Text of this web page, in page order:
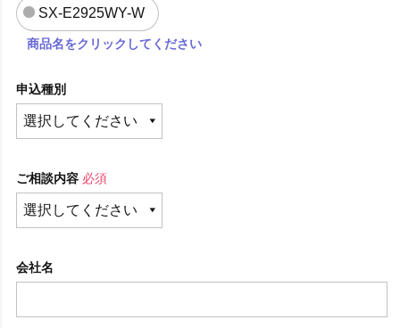
SX-E2925WY-W
商品名をクリックしてください
申込種別
ご相談内容 必須
会社名